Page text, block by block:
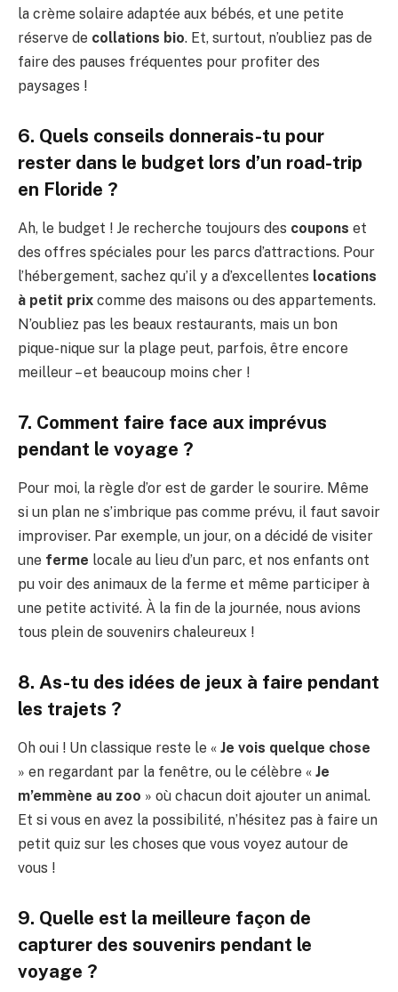
la crème solaire adaptée aux bébés, et une petite
réserve de collations bio. Et, surtout, n’oubliez pas de
faire des pauses fréquentes pour profiter des
paysages !
6. Quels conseils donnerais-tu pour
rester dans le budget lors d’un road-trip
en Floride ?
Ah, le budget ! Je recherche toujours des coupons et
des offres spéciales pour les parcs d’attractions. Pour
l’hébergement, sachez qu’il y a d’excellentes locations
à petit prix comme des maisons ou des appartements.
N’oubliez pas les beaux restaurants, mais un bon
pique-nique sur la plage peut, parfois, être encore
meilleur – et beaucoup moins cher !
7. Comment faire face aux imprévus
pendant le voyage ?
Pour moi, la règle d’or est de garder le sourire. Même
si un plan ne s’imbrique pas comme prévu, il faut savoir
improviser. Par exemple, un jour, on a décidé de visiter
une ferme locale au lieu d’un parc, et nos enfants ont
pu voir des animaux de la ferme et même participer à
une petite activité. À la fin de la journée, nous avions
tous plein de souvenirs chaleureux !
8. As-tu des idées de jeux à faire pendant
les trajets ?
Oh oui ! Un classique reste le « Je vois quelque chose
» en regardant par la fenêtre, ou le célèbre « Je
m’emmène au zoo » où chacun doit ajouter un animal.
Et si vous en avez la possibilité, n’hésitez pas à faire un
petit quiz sur les choses que vous voyez autour de
vous !
9. Quelle est la meilleure façon de
capturer des souvenirs pendant le
voyage ?